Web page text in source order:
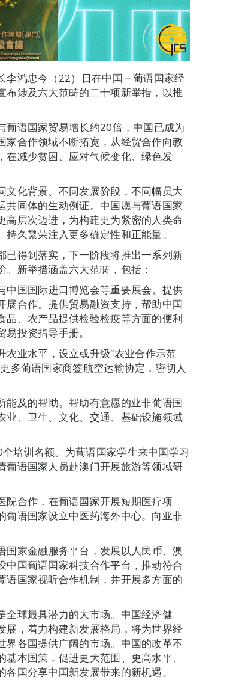
李鸿忠今（22）日在中国－葡语国家经
布涉及六大范畴的二十项新举措，以推
葡语国家贸易增长约20倍，中国已成为
合作领域不断拓宽，从经贸合作向教
在减少贫困、应对气候变化、绿色发
化背景、不同发展阶段，不同幅员大
同体的生动例证。中国愿与葡语国家
层次迈进，为构建更为紧密的人类命
久繁荣注入更多确定性和正能量。
已得到落实，下一阶段将推出一系列新
新举措涵盖六大范畴，包括：
中国国际进口博览会等重要展会。提供
展合作。提供贸易融资支持，帮助中国
、农产品提供检验检疫等方面的便利
投资指导手册。
农业水平，设立或升级“农业合作示范
多葡语国家商签航空运输协定，密切人
能及的帮助。帮助有意愿的亚非葡语国
业、卫生、文化、交通、基础设施领域
培训名额。为葡语国家学生来中国学习
葡语国家人员赴澳门开展旅游等领域研
院合作，在葡语国家开展短期医疗项
葡语国家设立中医药海外中心。向亚非
国家金融服务平台，发展以人民币、澳
中国葡语国家科技合作平台，推动符合
国家视听合作机制，并开展多方面的
全球最具潜力的大市场。中国经济健
展，着力构建新发展格局，将为世界经
各国提供广阔的市场。中国的改革不
本国策，促进更大范围、更高水平、
国分享中国新发展带来的新机遇。